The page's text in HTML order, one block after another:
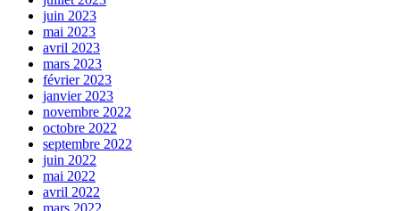
juin 2023
mai 2023
avril 2023
mars 2023
février 2023
janvier 2023
novembre 2022
octobre 2022
septembre 2022
juin 2022
mai 2022
avril 2022
mars 2022